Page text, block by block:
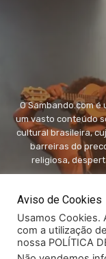
O Sambando.com
um vasto conteúdo
cultural brasileira,
barreiras do
religiosa,
Aviso de Cookies
Usamos Cookies.
com a utilização
nossa POLÍTICA